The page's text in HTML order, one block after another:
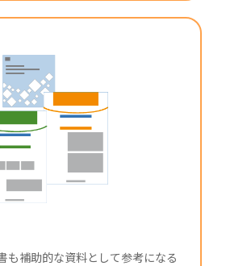
も補助的な資料として参考になる